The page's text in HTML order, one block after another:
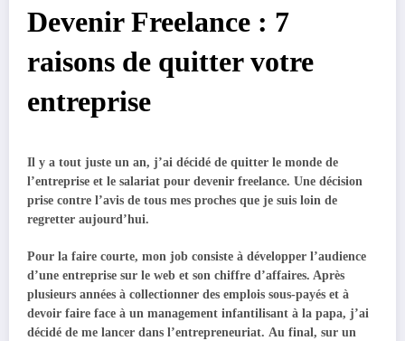
Devenir Freelance : 7
raisons de quitter votre
entreprise
Il y a tout juste un an, j’ai décidé de quitter le monde de
l’entreprise et le salariat pour devenir freelance. Une décision
prise contre l’avis de tous mes proches que je suis loin de
regretter aujourd’hui.
Pour la faire courte, mon job consiste à développer l’audience
d’une entreprise sur le web et son chiffre d’affaires. Après
plusieurs années à collectionner des emplois sous-payés et à
devoir faire face à un management infantilisant à la papa, j’ai
décidé de me lancer dans l’entrepreneuriat. Au final, sur un